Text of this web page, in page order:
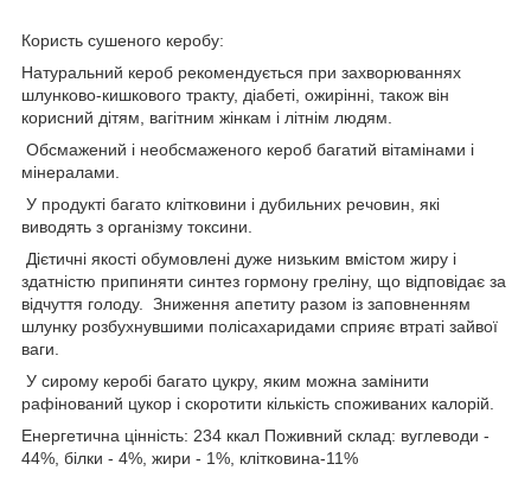
Користь сушеного керобу:
Натуральний кероб рекомендується при захворюваннях
шлунково-кишкового тракту, діабеті, ожирінні, також він
корисний дітям, вагітним жінкам і літнім людям.
Обсмажений і необсмаженого кероб багатий вітамінами і
мінералами.
У продукті багато клітковини і дубильних речовин, які
виводять з організму токсини.
Дієтичні якості обумовлені дуже низьким вмістом жиру і
здатністю припиняти синтез гормону греліну, що відповідає за
відчуття голоду. Зниження апетиту разом із заповненням
шлунку розбухнувшими полісахаридами сприяє втраті зайвої
ваги.
У сирому керобі багато цукру, яким можна замінити
рафінований цукор і скоротити кількість споживаних калорій.
Енергетична цінність: 234 ккал Поживний склад: вуглеводи -
44%, білки - 4%, жири - 1%, клітковина-11%